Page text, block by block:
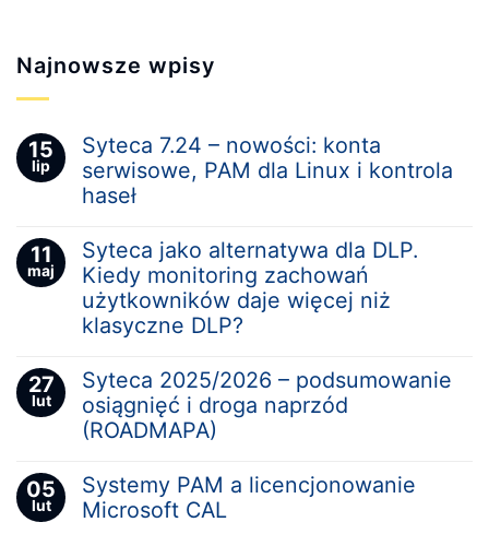
Najnowsze wpisy
15
lip
Syteca 7.24 – nowości: konta
serwisowe, PAM dla Linux i kontrola
haseł
11
maj
Syteca jako alternatywa dla DLP.
Kiedy monitoring zachowań
użytkowników daje więcej niż
klasyczne DLP?
27
lut
Syteca 2025/2026 – podsumowanie
osiągnięć i droga naprzód
(ROADMAPA)
05
lut
Systemy PAM a licencjonowanie
Microsoft CAL